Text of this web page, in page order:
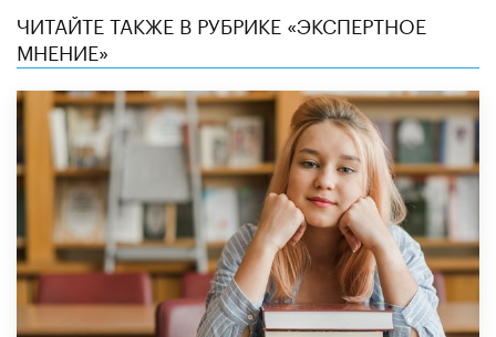
ЧИТАЙТЕ ТАКЖЕ В РУБРИКЕ «ЭКСПЕРТНОЕ
МНЕНИЕ»